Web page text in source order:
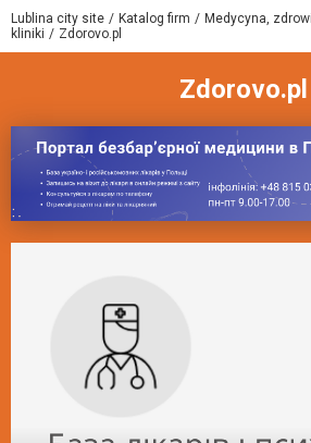
Lublina city site Katalog firm Medycyna,
kliniki
Zdorovo.pl
Zdorovo.pl